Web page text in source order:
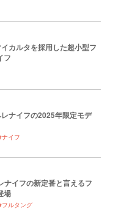
イカルタを採用した超小型フ
フ
レナイフの2025年限定モデ
ナイフ
ナイフの新定番と言えるフ
場
フルタング